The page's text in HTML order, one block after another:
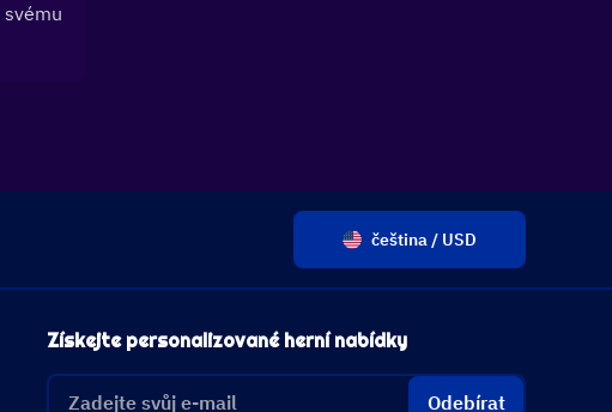
čeština / USD
Získejte personalizované herní nabídky
Odebírat